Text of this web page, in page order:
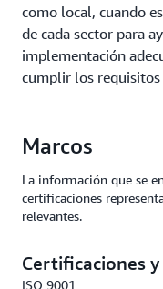
como local, cuando
de cada sector para
implementación
cumplir los
conformidad para
Marcos
La información que se
certificaciones
relevantes.
Certificaciones
ISO 9001